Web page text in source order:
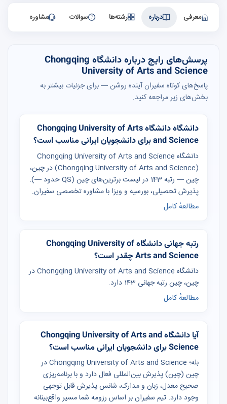
معرفی درباره رشته‌ها سوالات مشاوره
پرسش‌های رایج درباره دانشگاه Chongqing
University of Arts and Science
پاسخ‌های کوتاه سفیران آینده روشن — برای جزئیات بیشتر به
بخش‌های زیر مراجعه کنید.
دانشگاه دانشگاه Chongqing University of Arts
and Science برای دانشجویان ایرانی مناسب است؟
دانشگاه Chongqing University of Arts and Science
(Chongqing University of Arts and Science) در چین،
چین — رتبه 143 در لیست برترین‌های چین (QS حدود —).
پذیرش تحصیلی، بورسیه و ویزا با مشاوره تخصصی سفیران.
مطالعهٔ کامل
رتبه جهانی دانشگاه Chongqing University of
Arts and Science چقدر است؟
دانشگاه Chongqing University of Arts and Science در
چین، چین رتبه جهانی 143 دارد.
مطالعهٔ کامل
آیا دانشگاه Chongqing University of Arts and
Science برای دانشجویان ایرانی مناسب است؟
بله؛ Chongqing University of Arts and Science در
چین (چین) پذیرش بین‌المللی فعال دارد و با برنامه‌ریزی
صحیح معدل، زبان و مدارک، شانس پذیرش قابل توجهی
وجود دارد. تیم سفیران بر اساس رزومه شما مسیر واقع‌بینانه